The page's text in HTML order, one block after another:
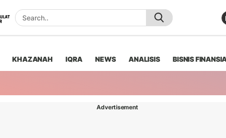
KHAZANAH IQRA NEWS ANALISIS BISNIS
Advertisement